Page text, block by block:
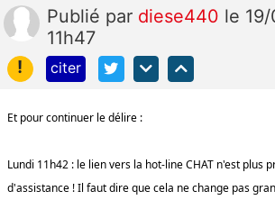
Publié par diese440 le
11h47
!
citer
Et pour continuer le délire :
Lundi 11h42 : le lien vers la hot-line CHAT n'est plus
d'assistance ! Il faut dire que cela ne change pas